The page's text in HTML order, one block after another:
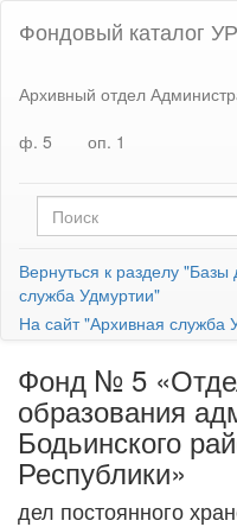
Фондовый каталог УР
Архивный отдел
ф. 5
оп. 1
Вернуться к разделу
служба Удмуртии"
На сайт "Архивная служба
Фонд № 5
образования
Бодьинского
Республики»
дел постоянного